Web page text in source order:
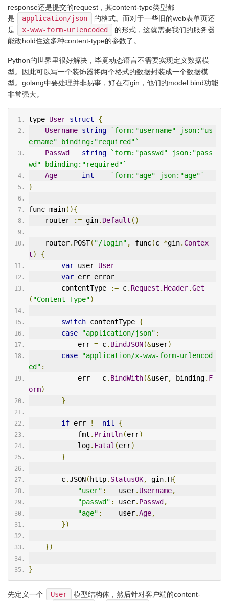
response还是提交的request，其content-type类型都
是
application/json
的格式。而对于一些旧的web表单页还
是
x-www-form-urlencoded
的形式，这就需要我们的服务器
能改hold住这多种content-type的参数了。
Python的世界里很好解决，毕竟动态语言不需要实现定义数据模
型。因此可以写一个装饰器将两个格式的数据封装成一个数据模
型。golang中要处理并非易事，好在有gin，他们的model bind功能
非常强大。
type User struct
{
Username string
`form:"username" json:"us
ername" binding:"required"`
Passwd
string
`form:"passwd" json:"pass
wd" bdinding:"required"`
Age
int
`form:"age" json:"age"`
}
func main(){
    router
:= gin. Default ()
    router
. POST( "/login" , func(c *gin. Contex
t)
{
var user User
var err error
        contentType
:= c. Request . Header.Get
( "Content-Type")
switch contentType {
case
"application/json" :
            err
= c. BindJSON(&user)
case
"application/x-www-form-urlencod
ed" :
            err
= c. BindWith(&user, binding. F
orm)
}
if err != nil
{
            fmt
. Println(err)
            log
. Fatal (err)
}
        c
.JSON(http. StatusOK, gin. H{
"user" :
   user
. Username,
"passwd" : user. Passwd,
"age" :
    user
.Age,
})
})
}
先定义一个 User 模型结构体，然后针对客户端的content-